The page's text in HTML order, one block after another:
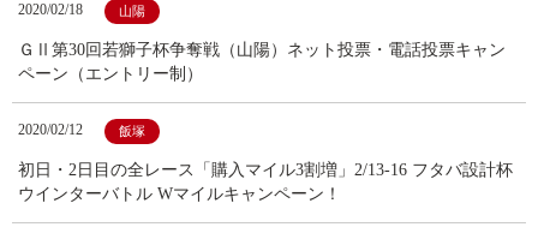
2020/02/18 山陽
ＧⅡ第30回若獅子杯争奪戦（山陽）ネット投票・電話投票キャン
ペーン（エントリー制）
2020/02/12 飯塚
初日・2日目の全レース「購入マイル3割増」2/13-16 フタバ設計杯
ウインターバトル Wマイルキャンペーン！